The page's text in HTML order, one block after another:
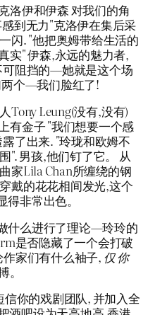
洛伊和伊森 对我们的角
到无力"克洛伊在集后采
闪. "他把奥姆带给生活的
实" 伊森,永远的魅力者,
阻挡的—她就是这个场
个—我们脸红了!
Tony Leung(没有,没有)
有金子 "我们想要一个感
了出来. "玲珑和欧姆不
". 男孩,他们钉了它。 从
家Lila Chan所缠绕的钢
戴的花花相间发光,这个
非常出色。
什么进行了理论—玲玲的
是否隐藏了一个会打破
家们有什么袖子,仅 你
你的戏剧团队, 并加入全